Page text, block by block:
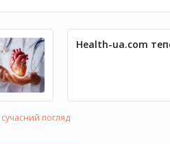
Health-ua.com
сучасний погляд